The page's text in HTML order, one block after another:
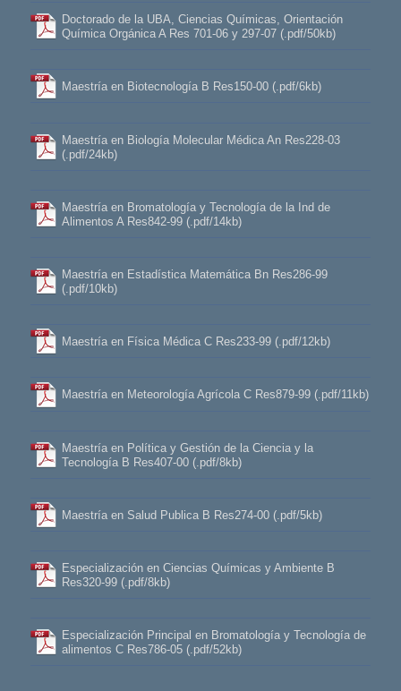
Doctorado de la UBA, Ciencias Químicas, Orientación
Química Orgánica A Res 701-06 y 297-07 (.pdf/50kb)
Maestría en Biotecnología B Res150-00 (.pdf/6kb)
Maestría en Biología Molecular Médica An Res228-03
(.pdf/24kb)
Maestría en Bromatología y Tecnología de la Ind de
Alimentos A Res842-99 (.pdf/14kb)
Maestría en Estadística Matemática Bn Res286-99
(.pdf/10kb)
Maestría en Física Médica C Res233-99 (.pdf/12kb)
Maestría en Meteorología Agrícola C Res879-99 (.pdf/11kb)
Maestría en Política y Gestión de la Ciencia y la
Tecnología B Res407-00 (.pdf/8kb)
Maestría en Salud Publica B Res274-00 (.pdf/5kb)
Especialización en Ciencias Químicas y Ambiente B
Res320-99 (.pdf/8kb)
Especialización Principal en Bromatología y Tecnología de
alimentos C Res786-05 (.pdf/52kb)